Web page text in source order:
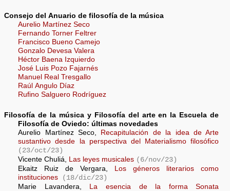
Consejo del Anuario de filosofía de la música
Aurelio Martínez Seco
Fernando Torner Feltrer
Francisco Bueno Camejo
Gonzalo Devesa Valera
Héctor Baena Izquierdo
José Luis Pozo Fajarnés
Manuel Real Tresgallo
Raúl Angulo Díaz
Rufino Salguero Rodríguez
Filosofía de la música y Filosofía del arte en la Escuela de
Filosofía de Oviedo: últimas novedades
Aurelio Martínez Seco,
Recapitulación de la idea de Arte
sustantivo desde la perspectiva del Materialismo filosófico
(23/oct/23)
Vicente Chuliá,
Las leyes musicales (6/nov/23)
Ekaitz Ruiz de Vergara,
Los géneros literarios como
instituciones (18/dic/23)
Marie Lavandera,
La esencia de la forma Sonata